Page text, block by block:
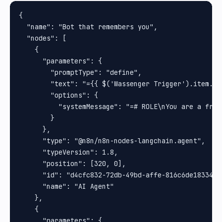
{
  "name": "Bot that remembers you",
  "nodes": [
    {
      "parameters": {
        "promptType": "define",
"text": "={{ $('Wassenger
        "options": {
"systemMessage": "=# ROLE\nYou are a
        }
      },
      "type": "@n8n/n8n-nodes-langchain.agent",
      "typeVersion": 1.8,
      "position": [320, 0],
      "id": "d4cfc832-72db-49bd-affe-816c6de18334",
      "name": "AI Agent"
    },
    {